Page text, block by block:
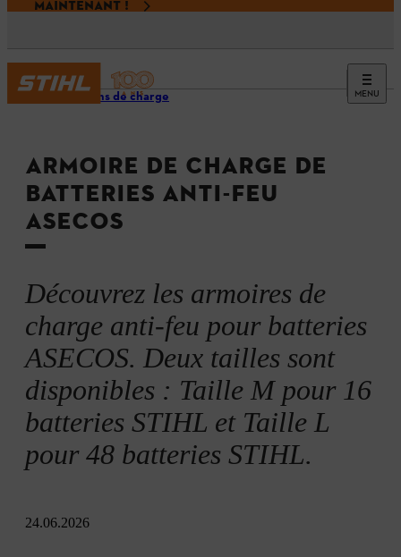
MAINTENANT !
MENU
Solutions de charge
ARMOIRE DE CHARGE DE
BATTERIES ANTI-FEU
ASECOS
Découvrez les armoires de
charge anti-feu pour batteries
ASECOS. Deux tailles sont
disponibles : Taille M pour 16
batteries STIHL et Taille L
pour 48 batteries STIHL.
24.06.2026